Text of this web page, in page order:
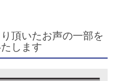
頂いたお声の一部を
します